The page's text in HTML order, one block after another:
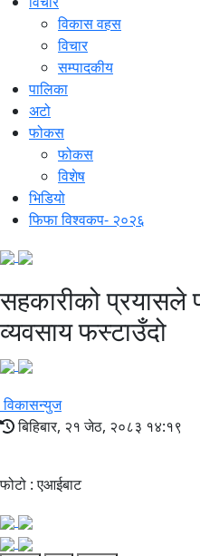
विकास वहस
विचार
सम्पादकीय
पालिका
अटो
फोकस
फोकस
विशेष
भिडियो
फिफा विश्वकप- २०२६
सहकारीको
व्यवसाय फस्टाउँदो
विकासन्युज
बिहिबार, २१ जेठ, २०८३ १४:१९
फोटो : एआईबाट